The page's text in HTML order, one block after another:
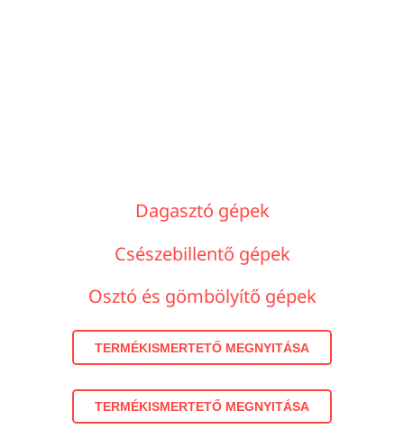
Dagasztó gépek
Csészebillentő gépek
Osztó és gömbölyítő gépek
TERMÉKISMERTETŐ MEGNYITÁSA
TERMÉKISMERTETŐ MEGNYITÁSA